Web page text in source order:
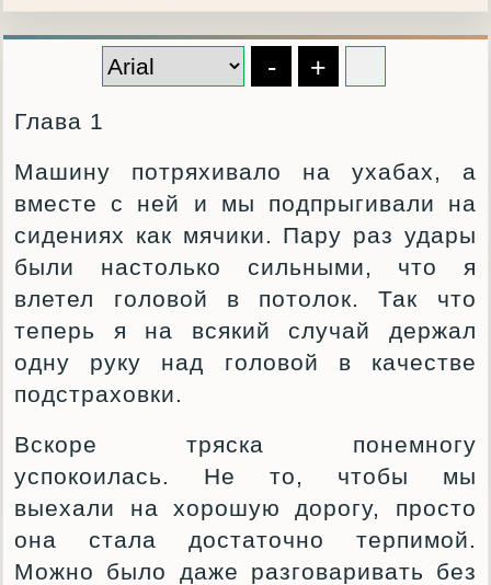
- +
Глава 1
Машину потряхивало на ухабах, а
вместе с ней и мы подпрыгивали на
сидениях как мячики. Пару раз удары
были настолько сильными, что я
влетел головой в потолок. Так что
теперь я на всякий случай держал
одну руку над головой в качестве
подстраховки.
Вскоре тряска понемногу
успокоилась. Не то, чтобы мы
выехали на хорошую дорогу, просто
она стала достаточно терпимой.
Можно было даже разговаривать без